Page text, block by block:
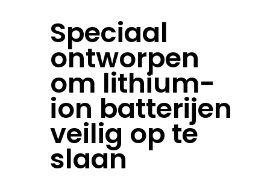
Speciaal
ontworpen
om lithium-
ion batterijen
veilig op te
slaan